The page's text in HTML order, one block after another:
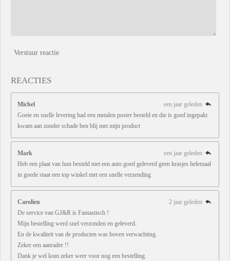
Verstuur reactie
REACTIES
Michel
een jaar geleden
Goeie en snelle levering had een metalen poster besteld en die is goed ingepakt
kwam aan zonder schade ben blij met mijn product
Mark
een jaar geleden
Heb een plaat van hun besteld met een auto goed geleverd geen krasjes helemaal
in goede staat een top winkel met een snelle verzending
Carolien
2 jaar geleden
De service van GJ&R is Fantastisch !
Mijn bestelling werd snel verzonden en geleverd.
En de kwaliteit van de producten was boven verwachting.
Zeker een aanrader !!
Dank je wel kom zeker weer voor nog een bestelling.